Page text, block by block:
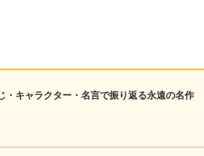
・キャラクター・名言で振り返る永遠の名作